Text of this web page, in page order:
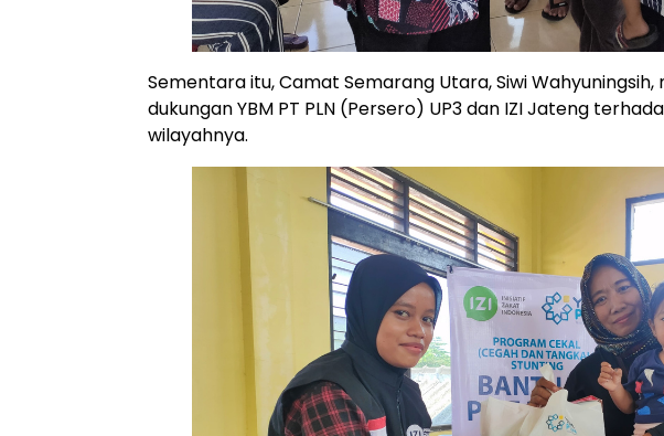
Sementara itu, Camat Semarang Utara, Siwi
dukungan YBM PT PLN (Persero) UP3 dan IZI Jateng
wilayahnya.